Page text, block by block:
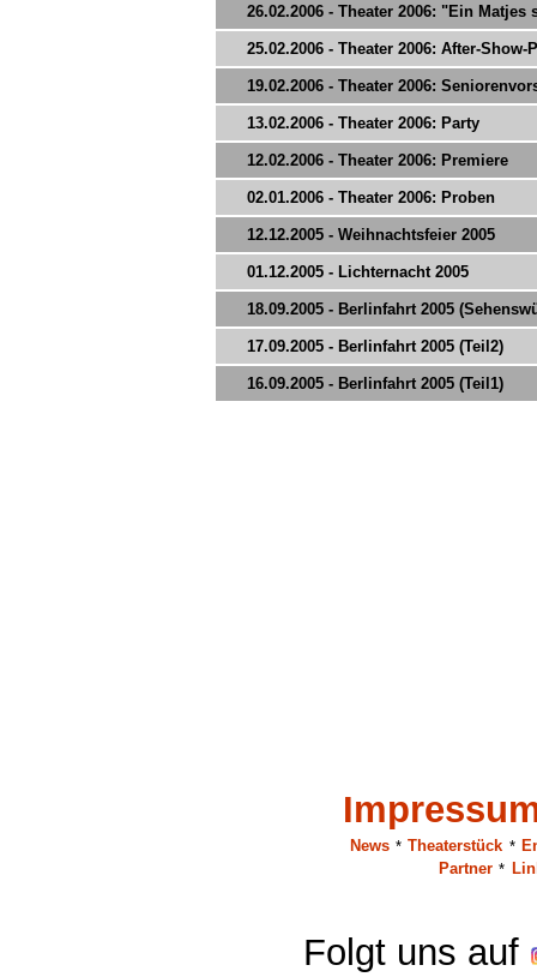
26.02.2006 - Theater 2006: "Ein
25.02.2006 - Theater 2006: After-Show-
19.02.2006 - Theater 2006:
13.02.2006 - Theater 2006: Party
12.02.2006 - Theater 2006: Premiere
02.01.2006 - Theater 2006: Proben
12.12.2005 - Weihnachtsfeier 2005
01.12.2005 - Lichternacht 2005
18.09.2005 - Berlinfahrt 2005
17.09.2005 - Berlinfahrt 2005 (Teil2)
16.09.2005 - Berlinfahrt 2005 (Teil1)
News * Theaterstück *
Partner *
Folgt uns auf